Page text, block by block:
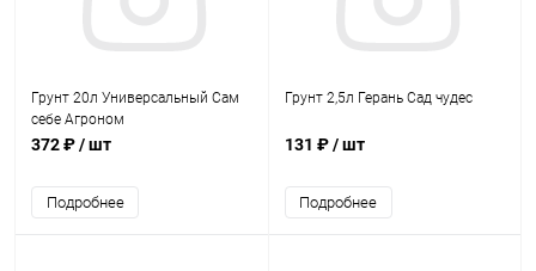
Грунт 20л Универсальный Сам
себе Агроном
372 ₽/ шт
Подробнее
Грунт 2,5л Герань Сад чудес
131 ₽/ шт
Подробнее